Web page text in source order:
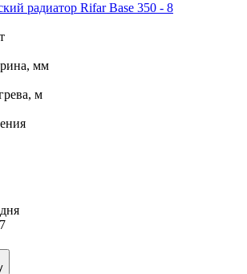
радиатор Rifar Base 350 - 8
мм
м